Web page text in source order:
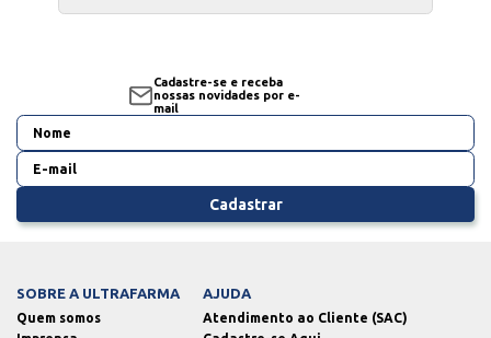
Cadastre-se e receba
nossas novidades por e-
mail
Cadastrar
SOBRE A ULTRAFARMA
Quem somos
AJUDA
Atendimento ao Cliente (SAC)